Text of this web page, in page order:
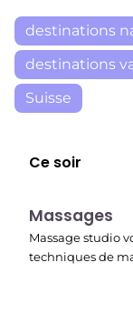
destinations
destinations
Suisse
Ce soir
23:30
Massages
Massage studio
techniques de